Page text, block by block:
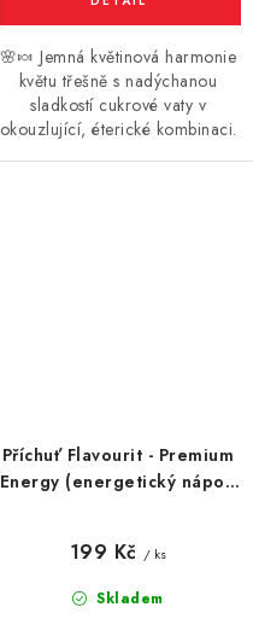
🌸🍬 Jemná květinová harmonie
květu třešně s nadýchanou
sladkostí cukrové vaty v
okouzlující, éterické kombinaci.
Příchuť Flavourit - Premium
Energy (energetický nápoj)
Skladem
199 Kč / ks